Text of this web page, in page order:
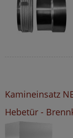
Kamineinsatz
Hebetür -